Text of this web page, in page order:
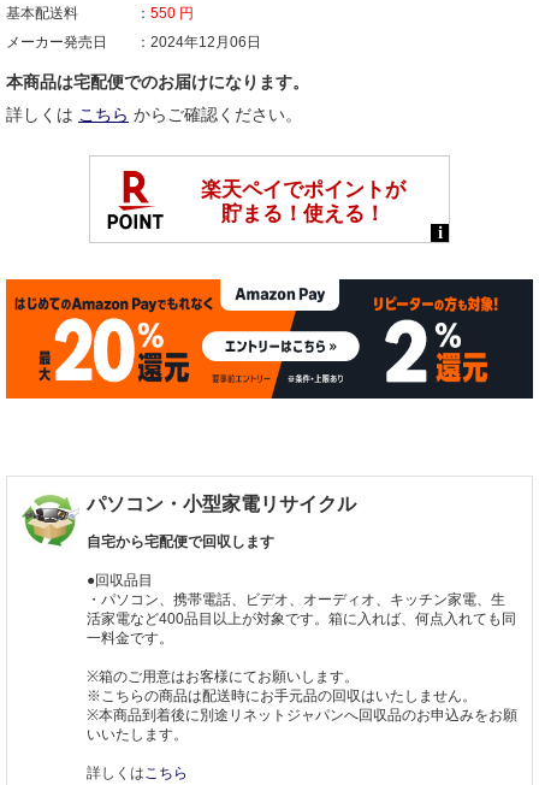
基本配送料 550 円
メーカー発売日
2024年12月06日
本商品は宅配便でのお届けになります。
詳しくは こちら からご確認ください。
パソコン・小型家電リサイクル
自宅から宅配便で回収します
●回収品目
・パソコン、携帯電話、ビデオ、オーディオ、キッチン家電、生
活家電など400品目以上が対象です。箱に入れば、何点入れても同
一料金です。
※箱のご用意はお客様にてお願いします。
※こちらの商品は配送時にお手元品の回収はいたしません。
※本商品到着後に別途リネットジャパンへ回収品のお申込みをお願
いいたします。
詳しくは こちら